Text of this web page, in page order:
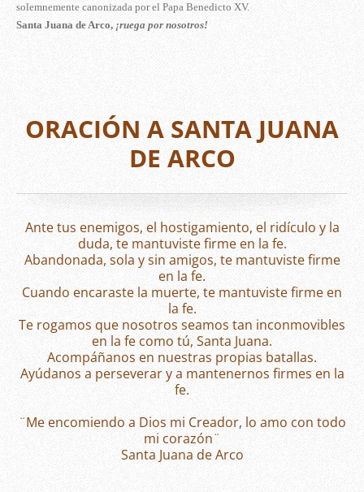
solemnemente canonizada por el Papa Benedicto XV.
Santa Juana de Arco, ¡ruega por nosotros!
ORACIÓN A SANTA JUANA
DE ARCO
Ante tus enemigos, el hostigamiento, el ridículo y la
duda, te mantuviste firme en la fe.
Abandonada, sola y sin amigos, te mantuviste firme
en la fe.
Cuando encaraste la muerte, te mantuviste firme en
la fe.
Te rogamos que nosotros seamos tan inconmovibles
en la fe como tú, Santa Juana.
Acompáñanos en nuestras propias batallas.
Ayúdanos a perseverar y a mantenernos firmes en la
fe.
¨Me encomiendo a Dios mi Creador, lo amo con todo
mi corazón¨
Santa Juana de Arco